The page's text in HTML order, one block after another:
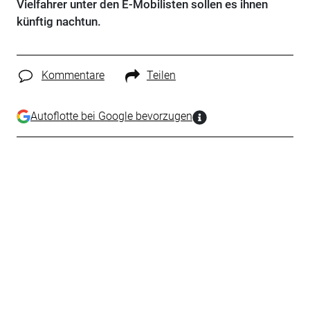
Vielfahrer unter den E-Mobilisten sollen es ihnen
künftig nachtun.
Kommentare Teilen
Autoflotte bei Google bevorzugen